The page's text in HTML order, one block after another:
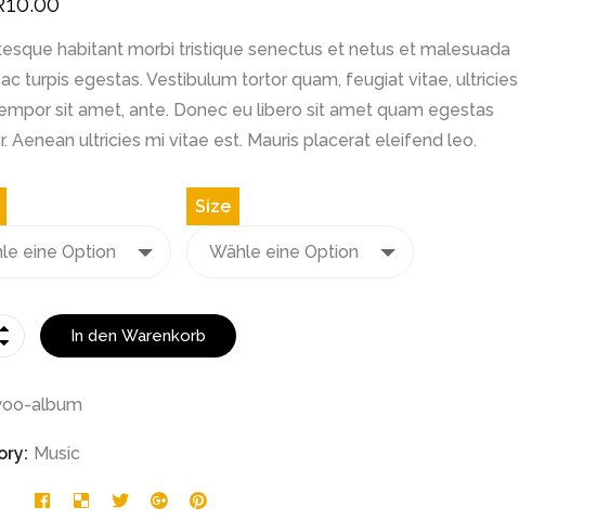
habitant morbi tristique senectus et netus et malesuada
turpis egestas. Vestibulum tortor quam, feugiat vitae, ultricies
sit amet, ante. Donec eu libero sit amet quam egestas
Aenean ultricies mi vitae est. Mauris placerat eleifend leo.
Size
In den Warenkorb
album
Music